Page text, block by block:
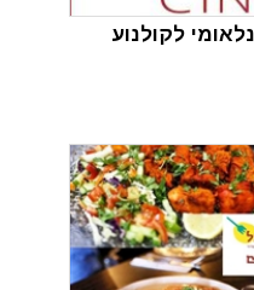
לקולנוע